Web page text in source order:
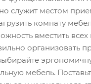
служит местом
комнату
вместить всех
организовать
мебель.